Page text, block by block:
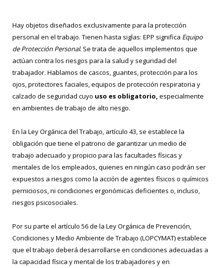
Hay objetos diseñados exclusivamente para la protección
personal en el trabajo. Tienen hasta siglas: EPP significa Equipo
de Protección Personal. Se trata de aquellos implementos que
actúan contra los riesgos para la salud y seguridad del
trabajador. Hablamos de cascos, guantes, protección para los
ojos, protectores faciales, equipos de protección respiratoria y
calzado de seguridad cuyo uso es obligatorio, especialmente
en ambientes de trabajo de alto riesgo.
En la Ley Orgánica del Trabajo, artículo 43, se establece la
obligación que tiene el patrono de garantizar un medio de
trabajo adecuado y propicio para las facultades físicas y
mentales de los empleados, quienes en ningún caso podrán ser
expuestos a riesgos como la acción de agentes físicos o químicos
perniciosos, ni condiciones ergonómicas deficientes o, incluso,
riesgos psicosociales.
Por su parte el artículo 56 de la Ley Orgánica de Prevención,
Condiciones y Medio Ambiente de Trabajo (LOPCYMAT) establece
que el trabajo deberá desarrollarse en condiciones adecuadas a
la capacidad física y mental de los trabajadores y en